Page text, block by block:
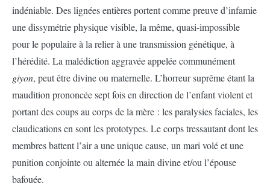
indéniable. Des lignées entières portent comme preuve d’infamie
une dissymétrie physique visible, la même, quasi-impossible
pour le populaire à la relier à une transmission génétique, à
l’hérédité. La malédiction aggravée appelée communément
giyon, peut être divine ou maternelle. L’horreur suprême étant la
maudition prononcée sept fois en direction de l’enfant violent et
portant des coups au corps de la mère : les paralysies faciales, les
claudications en sont les prototypes. Le corps tressautant dont les
membres battent l’air a une unique cause, un mari volé et une
punition conjointe ou alternée la main divine et/ou l’épouse
bafouée.